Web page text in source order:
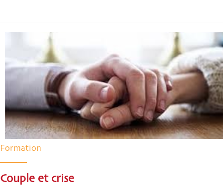
Formation
Couple et crise